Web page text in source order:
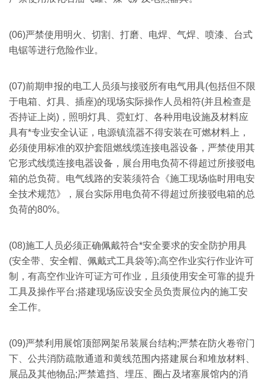
(06)严禁使用明火、切割、打磨、电焊、气焊、喷漆、台式
电锯等进行危险作业。
(07)前期申报的电工人员须与接驳所有电气用具(包括但不限
于电箱、灯具、插座)的现场实际操作人员相符(并且检查是
否持证上岗)，照明灯具、霓虹灯、各种用电设施及材料应
具有*专业安全认证，电源镇流器不得安装在可燃材料上，
必须使用标准的双护套阻燃线缆连接电器设备，严禁使用其
它形式线缆连接电器设备，展台用电负荷不得超过所接驳电
箱的总负荷。电气线路的安装须符合《施工现场临时用电安
全技术规范》，展台实际用电负荷不得超过所接驳电箱的总
负荷的80%。
(08)施工人员必须正确佩戴符合*安全要求的安全防护用具
(安全带、安全帽、佩戴式工具袋等);高空作业实行作业许可
制，有高空作业许可证方可作业，且须使用安全可靠的提升
工具及操作平台;搭建现场应设安全员负责展位内的施工安
全工作。
(09)严禁利用展馆顶部网架吊装展台结构;严禁在防火卷帘门
下、公共消防疏散通道和黄线范围内搭建展台和堆放材料、
展品及其他物品;严禁遮挡、埋压、圈占及堵塞展馆内的消